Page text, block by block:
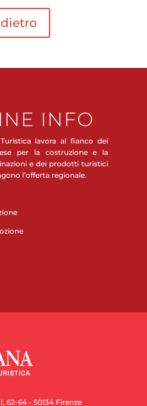
INFO
lavora al fianco dei
per la costruzione e la
e dei prodotti turistici
l’offerta regionale.
62-64 - 50134 Firenze